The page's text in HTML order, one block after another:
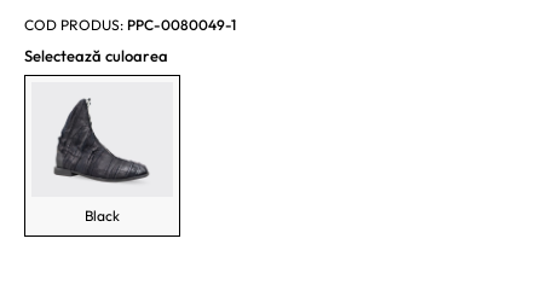
inițial
a
fost:
845 lei.
curent
este:
385 lei.
COD PRODUS: PPC-0080049-1
Selectează culoarea
Black